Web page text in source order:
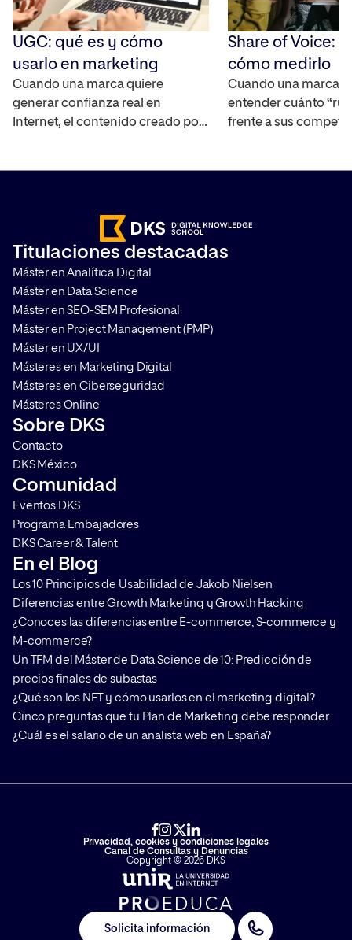
UGC: qué es y cómo
usarlo en marketing
Cuando una marca quiere
generar confianza real en
Internet, el contenido creado por
ayuda a construir credibilidad y
acelera el proceso en la toma de
decisiones de compra. Te
contamos en qué consiste y […]
Share of Voice:
cómo medirlo
Cuando una marca
entender cuánto
frente a sus
Titulaciones destacadas
Máster en Analítica Digital
Máster en Data Science
Máster en SEO-SEM Profesional
Máster en Project Management (PMP)
Máster en UX/UI
Másteres en Marketing Digital
Másteres en Ciberseguridad
Másteres Online
Sobre DKS
Contacto
DKS México
Comunidad
Eventos DKS
Programa Embajadores
DKS Career & Talent
En el Blog
Los 10 Principios de Usabilidad de Jakob Nielsen
Diferencias entre Growth Marketing y Growth Hacking
¿Conoces las diferencias entre E-commerce, S-commerce y
M-commerce?
Un TFM del Máster de Data Science de 10: Predicción de
precios finales de subastas
¿Qué son los NFT y cómo usarlos en el marketing digital?
Cinco preguntas que tu Plan de Marketing debe responder
¿Cuál es el salario de un analista web en España?
Privacidad, cookies y condiciones legales
Canal de Consultas y Denuncias
Copyright © 2026 DKS
Solicita información